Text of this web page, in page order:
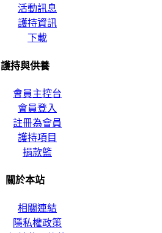
活動訊息
護持資訊
下載
護持與供養
會員主控台
會員登入
註冊為會員
護持項目
捐款籃
關於本站
相關連結
隱私權政策